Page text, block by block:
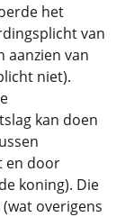
het
van
aanzien van
niet).
kan doen
en door
koning). Die
overigens